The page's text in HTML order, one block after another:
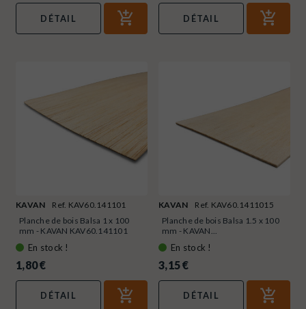
DÉTAIL DÉTAIL
KAVAN
Ref. KAV60.141101
Planche de bois Balsa 1 x 100
mm - KAVAN KAV60.141101
En stock !
1,80 €
DÉTAIL
KAVAN
Ref. KAV60.1411015
Planche de bois Balsa 1.5 x 100
mm - KAVAN...
En stock !
3,15 €
DÉTAIL